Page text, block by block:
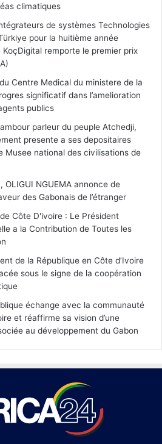
climatiques
de systèmes Technologies
pour la huitième année
remporte le premier prix
du Centre Medical du ministere de la
significatif dans l’amelioration
publics
parleur du peuple Atchedji,
presente a ses depositaires
Musee national des civilisations de
OLIGUI NGUEMA annonce de
des Gabonais de l’étranger
Côte D'ivoire : Le Président
a la Contribution de Toutes les
de la République en Côte d’Ivoire
sous le signe de la coopération
échange avec la communauté
et réaffirme sa vision d’une
au développement du Gabon